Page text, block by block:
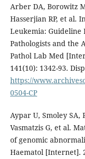
Arber DA, Borowitz
Hasserjian RP, et al.
Leukemia: Guideline
Pathologists and the
Pathol Lab Med
141(10): 1342-93.
https://
0504-CP
Aypar U, Smoley SA,
Vasmatzis G, et al.
of genomic
Haematol [Internet].